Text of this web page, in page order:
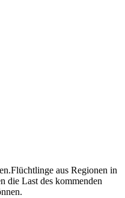
aus Regionen in
die Last des kommenden